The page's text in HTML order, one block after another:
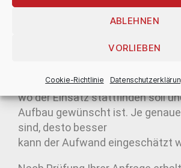
ABLEHNEN
VORLIEBEN
Cookie-Richtlinie
Wenn Sie Möbel in Berlin
Umzugsunternehmen Kirsch
montiert werden sollen,
wo der Einsatz stattfinden soll
Aufbau gewünscht ist. Je
sind, desto besser
kann der Aufwand eingeschätzt